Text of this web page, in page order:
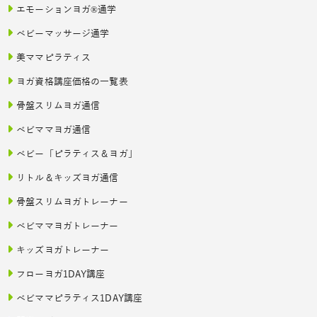
エモーションヨガ®通学
ベビーマッサージ通学
美ママピラティス
ヨガ資格講座価格の一覧表
骨盤スリムヨガ通信
ベビママヨガ通信
ベビー「ピラティス＆ヨガ」
リトル＆キッズヨガ通信
骨盤スリムヨガトレーナー
ベビママヨガトレーナー
キッズヨガトレーナー
フローヨガ1DAY講座
ベビママピラティス1DAY講座